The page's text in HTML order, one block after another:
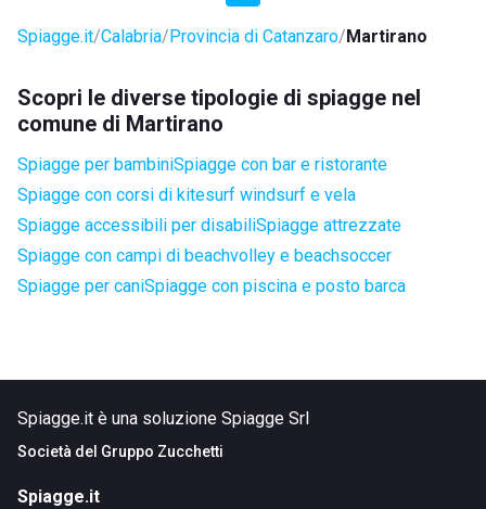
Spiagge.it Calabria Provincia di Catanzaro Martirano
Scopri le diverse tipologie di spiagge nel
comune di Martirano
Spiagge per bambiniSpiagge con bar e ristorante
Spiagge con corsi di kitesurf windsurf e vela
Spiagge accessibili per disabiliSpiagge attrezzate
Spiagge con campi di beachvolley e beachsoccer
Spiagge per caniSpiagge con piscina e posto barca
Spiagge.it è una soluzione Spiagge Srl
Società del Gruppo Zucchetti
Spiagge.it